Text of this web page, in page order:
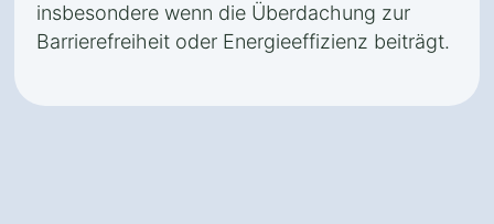
insbesondere wenn die Überdachung zur
Barrierefreiheit oder Energieeffizienz beiträgt.